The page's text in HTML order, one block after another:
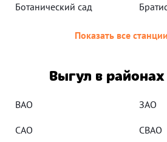
Ботанический сад
Показать все
Выгул в
ВАО ЗАО
САО СВАО